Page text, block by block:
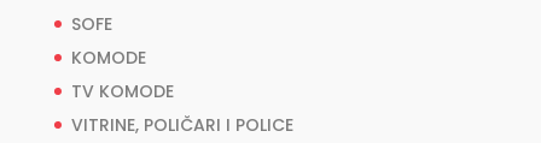
SOFE
KOMODE
TV KOMODE
VITRINE, POLIČARI I POLICE